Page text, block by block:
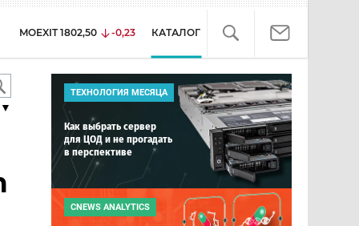
MOEXIT 1802,50 -0,23 КАТАЛОГ
ТЕХНОЛОГИЯ МЕСЯЦА
Как выбрать сервер
для ЦОД и не прогадать
в перспективе
CNEWS ANALYTICS